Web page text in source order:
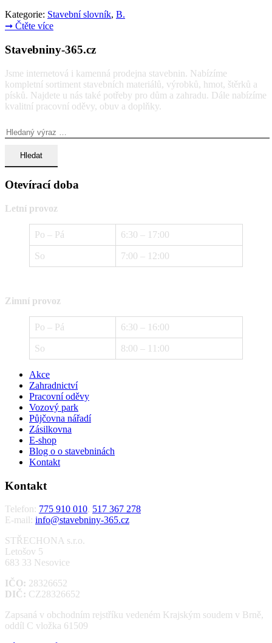
Kategorie: Stavební slovník, B.
➞ Čtěte více
Stavebniny-365.cz
Jsme internetová i kamenná prodejna stavebnin. Nabízíme
kompletní sortiment stavebních materiálů, výrobků, hmot, štěrků a
písků. Najdete u nás také potřeby pro dům a zahradu. Dále nabízíme
kvalitní pracovní oděvy, obuv a doplňky.
Otevírací doba
Letní provoz
Po – Pá 6:30 – 17:00
So 7:00 – 12:00
Zimní provoz
Po – Pá 6:30 – 16:00
So 8:00 – 11:00
Akce
Zahradnictví
Pracovní oděvy
Vozový park
Půjčovna nářadí
Zásilkovna
E-shop
Blog o o stavebninách
Kontakt
Kontakt
Telefon: 775 910 010, 517 367 278
E-mail: info@stavebniny-365.cz
STŘECHONA s.r.o.
Letošov 5
683 33 Nesovice
IČO: 28326652
DIČ: CZ28326652
Zapsaná v obchodním rejstříku vedeném Krajským soudem v Brně,
oddíl C vložka 61509